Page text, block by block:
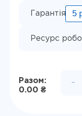
Гарантія 5
Ресурс
Разом:
0.00 ₴
-